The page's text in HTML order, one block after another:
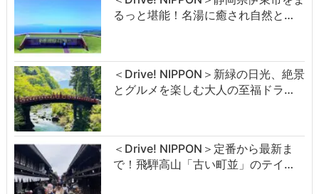
るっと堪能！名湯に癒され自然と…
＜Drive! NIPPON＞新緑の日光、絶景
とグルメを楽しむ大人の至福ドラ…
＜Drive! NIPPON＞定番から最新ま
で！飛騨高山「古い町並」のテイ…